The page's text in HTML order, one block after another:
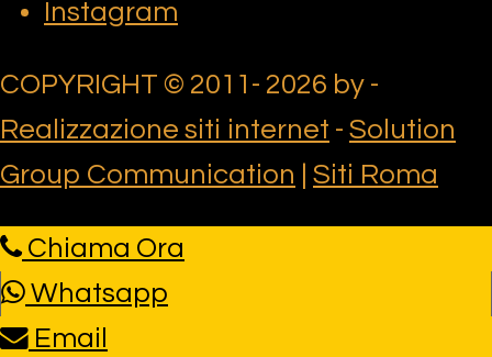
Instagram
COPYRIGHT © 2011- 2026 by -
Realizzazione siti internet - Solution
Group Communication
Siti Roma
Chiama Ora
Whatsapp
Email